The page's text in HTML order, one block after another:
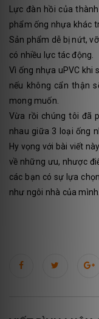
Lực đàn hồi của
phẩm ống nhựa khác
Sản phẩm dễ bị nứt,
có nhiều lực tác động.
Vì ống nhựa uPVC khi
nếu không cẩn thận
mong muốn.
Vừa rồi chúng tôi đã
nhau giữa 3 loại ống
Hy vọng với bài viết
về những ưu, nhược
các bạn có sự lựa
như ngôi nhà của mình.